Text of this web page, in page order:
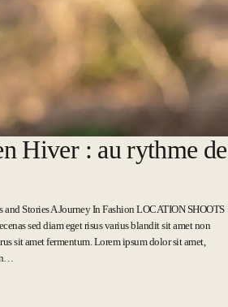
Hiver : au rythme de
Stories A Journey In Fashion LOCATION SHOOTS
sed diam eget risus varius blandit sit amet non
sit amet fermentum. Lorem ipsum dolor sit amet,